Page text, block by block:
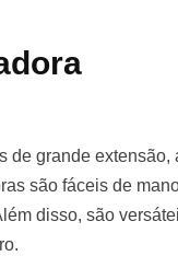
de grande extensão,
são fáceis de
disso, são